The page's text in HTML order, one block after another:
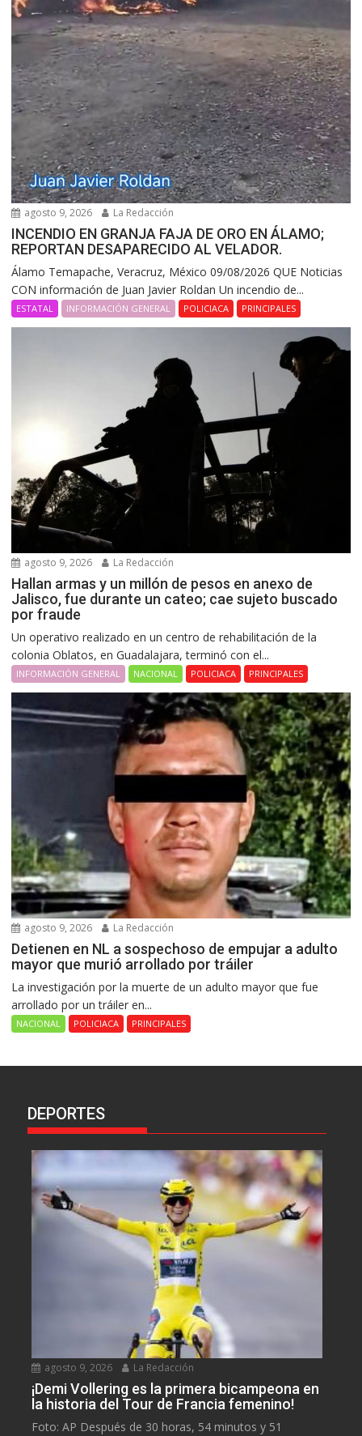
agosto 9, 2026 La Redacción
INCENDIO EN GRANJA FAJA DE ORO EN ÁLAMO;
REPORTAN DESAPARECIDO AL VELADOR.
Álamo Temapache, Veracruz, México 09/08/2026 QUE Noticias
CON información de Juan Javier Roldan Un incendio de...
ESTATAL INFORMACIÓN GENERAL POLICIACA PRINCIPALES
agosto 9, 2026 La Redacción
Hallan armas y un millón de pesos en anexo de
Jalisco, fue durante un cateo; cae sujeto buscado
por fraude
Un operativo realizado en un centro de rehabilitación de la
colonia Oblatos, en Guadalajara, terminó con el...
INFORMACIÓN GENERAL NACIONAL POLICIACA PRINCIPALES
agosto 9, 2026 La Redacción
Detienen en NL a sospechoso de empujar a adulto
mayor que murió arrollado por tráiler
La investigación por la muerte de un adulto mayor que fue
arrollado por un tráiler en...
NACIONAL POLICIACA PRINCIPALES
DEPORTES
agosto 9, 2026 La Redacción
¡Demi Vollering es la primera bicampeona en
la historia del Tour de Francia femenino!
Foto: AP Después de 30 horas, 54 minutos y 51